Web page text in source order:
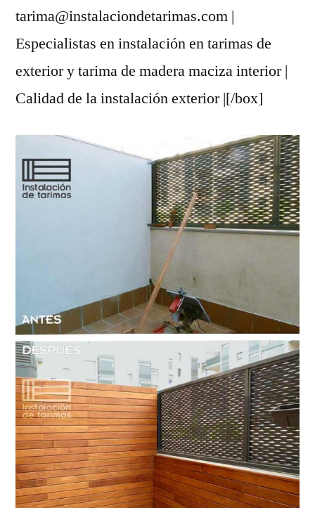
tarima@instalaciondetarimas.com |
Especialistas en instalación en tarimas de
exterior y tarima de madera maciza interior |
Calidad de la instalación exterior |[/box]